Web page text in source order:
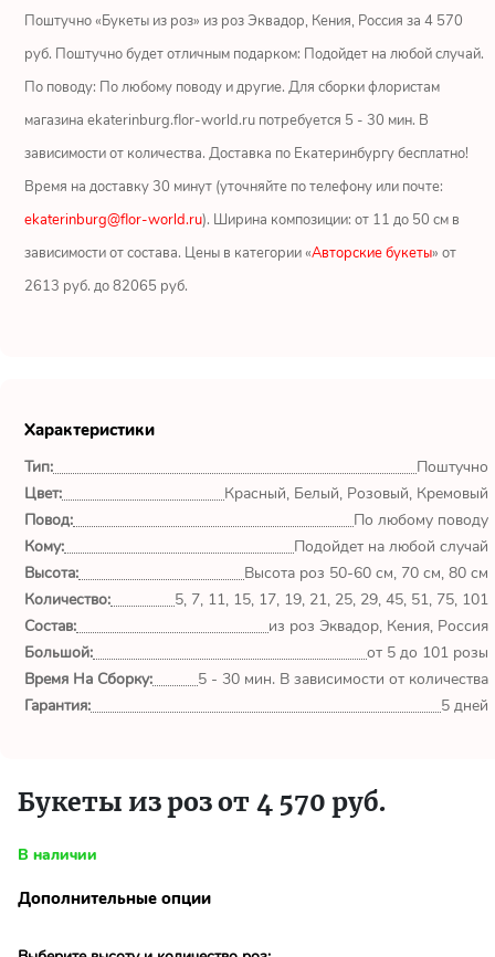
Кустовые розы
Альстромерии
Ирисы
Показать еще
Всё супер! Доставка +
качество на "5"! Очень
удобно заказывать онлайн.
Стану постоянным
клиентом.
Екатеринбург
своей любимом бабулечки.
время, в...
Бобров А.
Поштучно «Букеты из роз» из роз Эквадор, Кения, Россия за 4 570
руб. Поштучно будет отличным подарком: Подойдет на любой случай.
По поводу: По любому поводу и другие. Для сборки флористам
магазина ekaterinburg.flor-world.ru потребуется 5 - 30 мин. В
зависимости от количества. Доставка по Екатеринбургу бесплатно!
Время на доставку 30 минут (уточняйте по телефону или почте:
ekaterinburg@flor-world.ru). Ширина композиции: от 11 до 50 см в
зависимости от состава. Цены в категории «Авторские букеты» от
2613 руб. до 82065 руб.
Характеристики
Тип:
Поштучно
Цвет:
Красный, Белый, Розовый, Кремовый
Повод:
По любому поводу
Кому:
Подойдет на любой случай
Высота:
Высота роз 50-60 см, 70 см, 80 см
Количество:
5, 7, 11, 15, 17, 19, 21, 25, 29, 45, 51, 75, 101
Состав:
из роз Эквадор, Кения, Россия
Большой:
от 5 до 101 розы
Время На Сборку:
5 - 30 мин. В зависимости от количества
Гарантия:
5 дней
Букеты из роз от 4 570 руб.
В наличии
Дополнительные опции